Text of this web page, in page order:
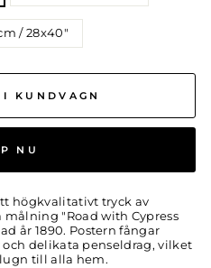
/ 28x40″
KUNDVAGN
NU
högkvalitativt tryck av
målning "Road with Cypress
år 1890. Postern fångar
delikata penseldrag, vilket
till alla hem.